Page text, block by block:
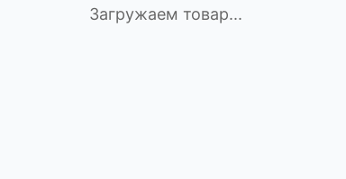
Загружаем товар...